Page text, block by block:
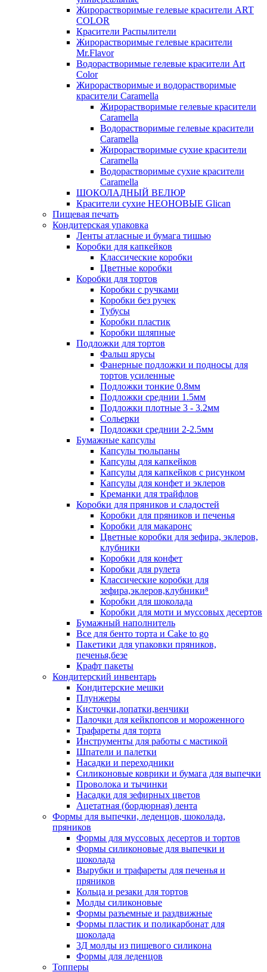
Жирорастворимые гелевые красители ART
COLOR
Красители Распылители
Жирорастворимые гелевые красители
Mr.Flavor
Водорастворимые гелевые красители Art
Color
Жирорастворимые и водорастворимые
красители Caramella
Жирорастворимые гелевые красители
Caramella
Водорастворимые гелевые красители
Caramella
Жирорастворимые сухие красители
Caramella
Водорастворимые сухие красители
Caramella
ШОКОЛАДНЫЙ ВЕЛЮР
Красители сухие НЕОНОВЫЕ Glican
Пищевая печать
Кондитерская упаковка
Ленты атласные и бумага тишью
Коробки для капкейков
Классические коробки
Цветные коробки
Коробки для тортов
Коробки с ручками
Коробки без ручек
Тубусы
Коробки пластик
Коробки шляпные
Подложки для тортов
Фальш ярусы
Фанерные подложки и подносы для
тортов усиленные
Подложки тонкие 0.8мм
Подложки среднии 1.5мм
Подложки плотные 3 - 3.2мм
Сольерки
Подложки среднии 2-2.5мм
Бумажные капсулы
Капсулы тюльпаны
Капсулы для капкейков
Капсулы для капкейков с рисунком
Капсулы для конфет и эклеров
Креманки для трайфлов
Коробки для пряников и сладостей
Коробки для пряников и печенья
Коробки для макаронс
Цветные коробки для зефира, эклеров,
клубники
Коробки для конфет
Коробки для рулета
Классические коробки для
зефира,эклеров,клубники⁸
Коробки для шоколада
Коробки для моти и муссовых десертов
Бумажный наполнитель
Все для бенто торта и Cake to go
Пакетики для упаковки пряников,
печенья,безе
Крафт пакеты
Кондитерский инвентарь
Кондитерские мешки
Плунжеры
Кисточки,лопатки,венчики
Палочки для кейкпопсов и мороженного
Трафареты для торта
Инструменты для работы с мастикой
Шпатели и палетки
Насадки и переходники
Силиконовые коврики и бумага для выпечки
Проволока и тычинки
Насадки для зефирных цветов
Ацетатная (бордюрная) лента
Формы для выпечки, леденцов, шоколада,
пряников
Формы для муссовых десертов и тортов
Формы силиконовые для выпечки и
шоколада
Вырубки и трафареты для печенья и
пряников
Кольца и резаки для тортов
Молды силиконовые
Формы разъемные и раздвижные
Формы пластик и поликарбонат для
шоколада
3Д молды из пищевого силикона
Формы для леденцов
Топперы